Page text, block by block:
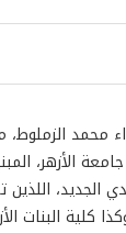
محمد
بجامعة الوادي
كلية البنات